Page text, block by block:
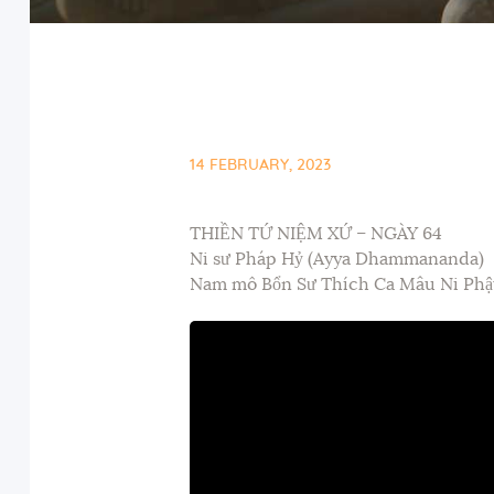
14 FEBRUARY, 2023
THIỀN TỨ NIỆM XỨ – NGÀY 64
Ni sư Pháp Hỷ (Ayya Dhammananda)
Nam mô Bổn Sư Thích Ca Mâu Ni